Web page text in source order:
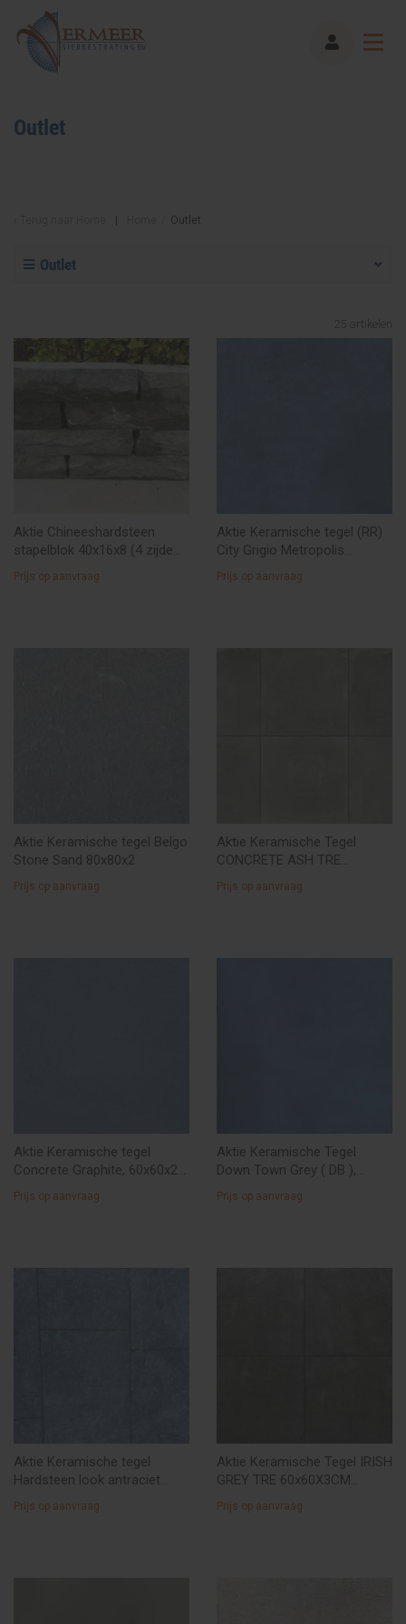
Outlet
Outlet
Outlet
artikelen
Aktie Chineeshardsteen
stapelblok 40x16x8 (4 zijde
gebroken en niet
getrommeld)
Prijs op aanvraag
Aktie Keramische tegel (RR)
City Grigio Metropolis
Prijs op aanvraag
Aktie Keramische tegel Belgo
Stone Sand 80x80x2
Prijs op aanvraag
Aktie Keramische Tegel
CONCRETE ASH TRE
Prijs op aanvraag
Aktie Keramische tegel
Concrete Graphite, 60x60x2 (
partij - uitlopend ) € 29,50/M2
Prijs op aanvraag
Aktie Keramische Tegel
Down Town Grey ( DB ),
60x60x2 à € 35,--/M2
Prijs op aanvraag
Aktie Keramische tegel
Hardsteen look antraciet
gebruikte partij 120x60x2 à €
35,--/M2
Prijs op aanvraag
Aktie Keramische Tegel IRISH
GREY TRE 60x60X3CM
(uitlopend )
Prijs op aanvraag